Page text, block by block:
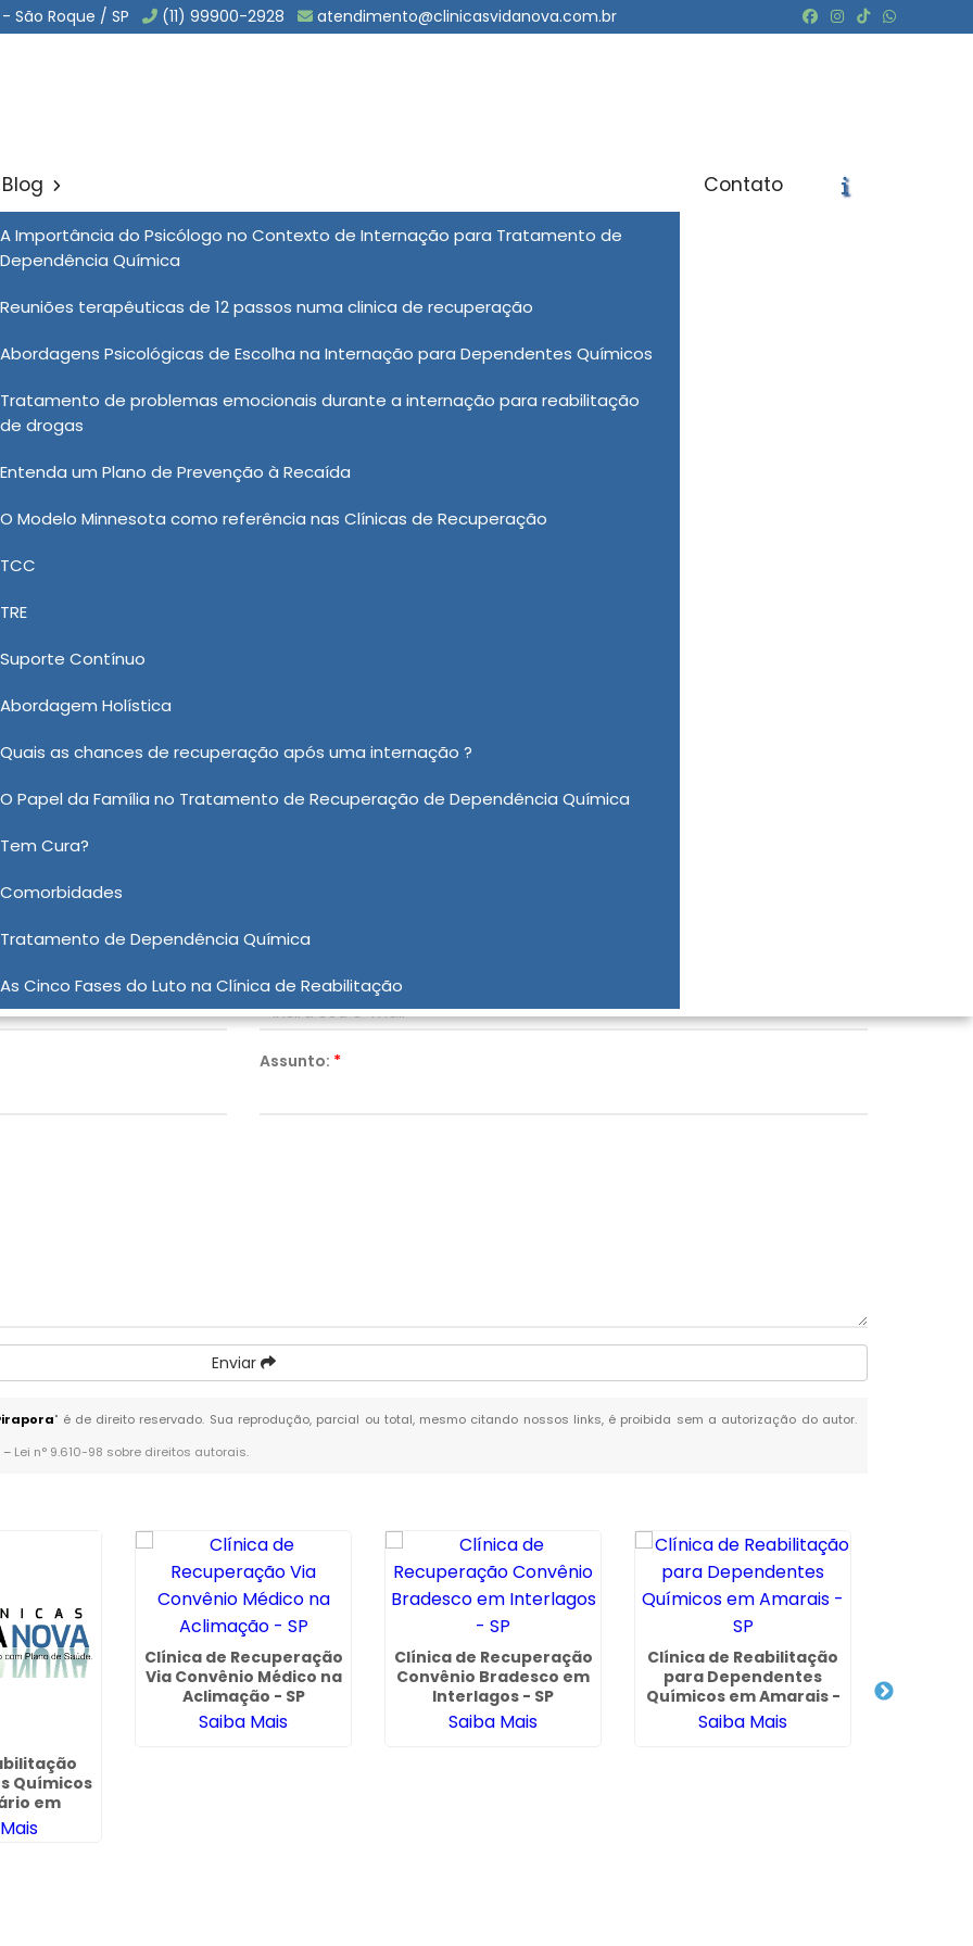
São Roque / SP (11) 99900-2928 atendimento@clinicasvidanova.com.br
Blog
A Importância do Psicólogo no Contexto de Internação para Tratamento de
Dependência Química
Reuniões terapêuticas de 12 passos numa clinica de recuperação
Abordagens Psicológicas de Escolha na Internação para Dependentes Químicos
Tratamento de problemas emocionais durante a internação para reabilitação
de drogas
Entenda um Plano de Prevenção à Recaída
O Modelo Minnesota como referência nas Clínicas de Recuperação
TCC
TRE
Suporte Contínuo
Abordagem Holística
Quais as chances de recuperação após uma internação ?
O Papel da Família no Tratamento de Recuperação de Dependência Química
Tem Cura?
Comorbidades
Tratamento de Dependência Química
As Cinco Fases do Luto na Clínica de Reabilitação
Contato
em Salto de Pirapora Solicite um Orçamento
multidisciplinar de profissionais de saúde. Além da
e terapêutico para ajudar o paciente a enfrentar os
para a prevenção de recaídas. Esse suporte
de Saúde, a New New Clinica Vida Nova vem desempenhando os melhores recursos para
para Alcoólatra, Clínica de Reabilitação de Alcoólatras, Clínica Reabilitação Dependentes
Reais e Tratamento Álcool e Drogas, mas principalmente, Tratamento Involuntário em Salto de
Ou em nosso WhatsApp
Email:
Assunto: *
Enviar
" é de direito reservado. Sua reprodução, parcial ou total, mesmo citando nossos links, é proibida sem a autorização do autor.
– Lei n° 9.610-98 sobre direitos autorais.
Informações
Químicos
em
Clínica de Recuperação
Via Convênio Médico na
Aclimação - SP
Saiba Mais
Clínica de Recuperação
Convênio Bradesco em
Interlagos - SP
Saiba Mais
Clínica de Reabilitação
para Dependentes
Químicos em Amarais -
SP
Saiba Mais
Clínica